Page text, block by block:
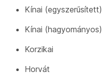
Kínai (egyszerűsített)
Kínai (hagyományos)
Korzikai
Horvát